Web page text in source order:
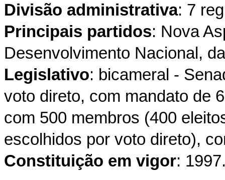
Divisão administrativa: 7
Principais partidos: Nova
Desenvolvimento Nacional,
Legislativo: bicameral -
voto direto, com mandato de
com 500 membros (400
escolhidos por voto direto),
Constituição em vigor: